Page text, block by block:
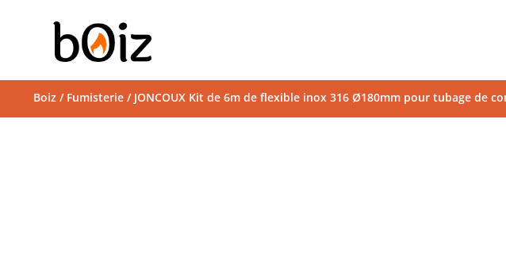
Boiz / Fumisterie / JONCOUX Kit de 6m de flexible inox 316 Ø180mm pour tubage de